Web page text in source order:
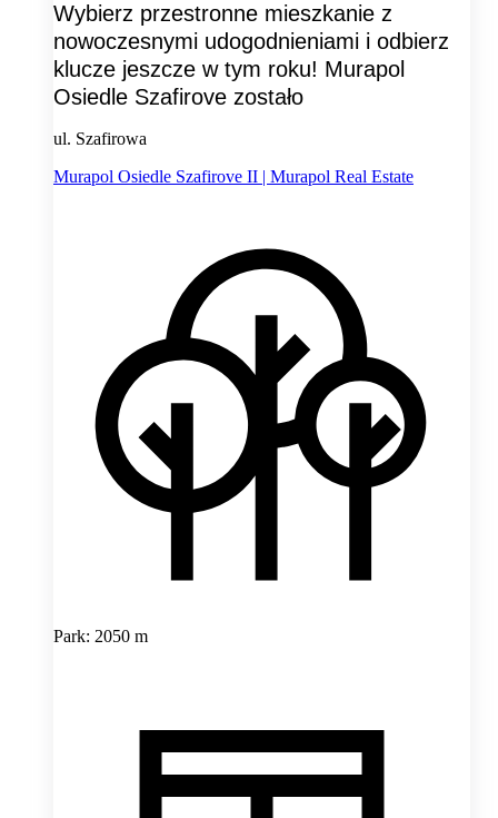
Wybierz przestronne mieszkanie z
nowoczesnymi udogodnieniami i odbierz
klucze jeszcze w tym roku! Murapol
Osiedle Szafirove zostało
ul. Szafirowa
Murapol Osiedle Szafirove II | Murapol Real Estate
Park: 2050 m